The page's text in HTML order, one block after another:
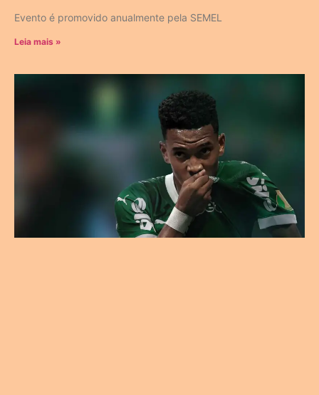
Evento é promovido anualmente pela SEMEL
Leia mais »